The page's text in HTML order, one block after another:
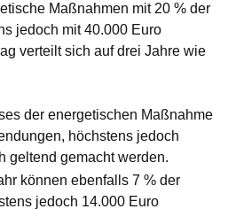
Maßnahmen mit 20 % der
jedoch mit 40.000 Euro
verteilt sich auf drei Jahre wie
der energetischen Maßnahme
höchstens jedoch
geltend gemacht werden.
können ebenfalls 7 % der
jedoch 14.000 Euro